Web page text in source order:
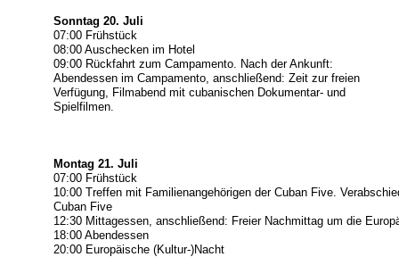
Sonntag 20. Juli
07:00 Frühstück
08:00 Auschecken im Hotel
09:00 Rückfahrt zum Campamento. Nach der Ankunft:
Abendessen im Campamento, anschließend: Zeit zur freien
Verfügung, Filmabend mit cubanischen Dokumentar- und
Spielfilmen.
Montag 21. Juli
07:00 Frühstück
10:00 Treffen mit Familienangehörigen der Cuban Five.
Cuban Five
12:30 Mittagessen, anschließend: Freier Nachmittag um die
18:00 Abendessen
20:00 Europäische (Kultur-)Nacht